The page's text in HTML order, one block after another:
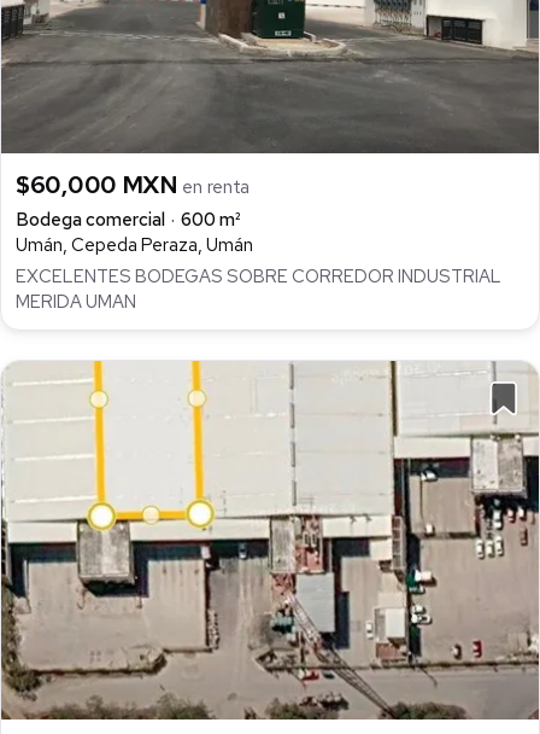
$60,000 MXN en renta
Bodega comercial
600 m²
Umán, Cepeda Peraza, Umán
EXCELENTES BODEGAS SOBRE CORREDOR INDUSTRIAL
MERIDA UMAN